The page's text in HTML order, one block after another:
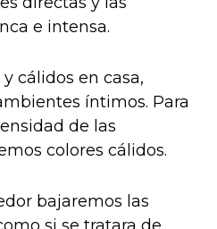
e intensa.
cálidos en casa,
íntimos. Para
de las
colores cálidos.
bajaremos las